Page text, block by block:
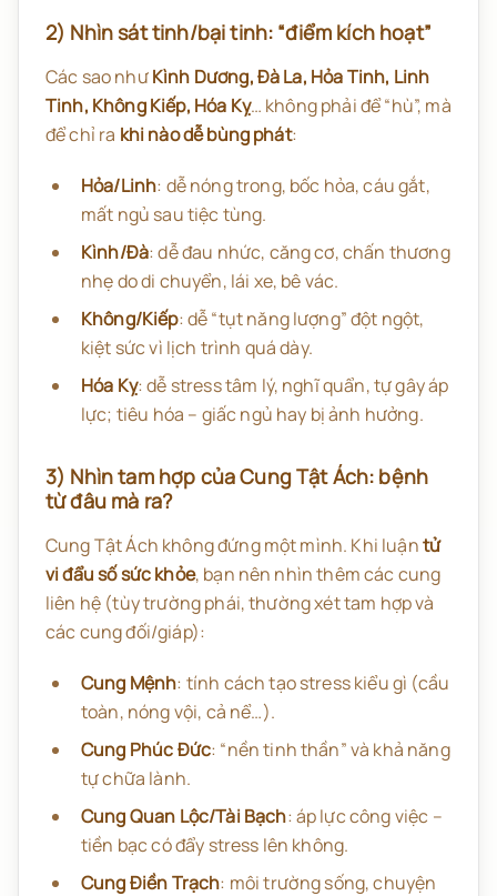
2) Nhìn sát tinh/bại tinh: “điểm kích hoạt”
Các sao nhưKình Dương, Đà La, Hỏa Tinh, Linh
Tinh, Không Kiếp, Hóa Kỵ… không phải để “hù”, mà
để chỉ ra khi nào dễ bùng phát:
Hỏa/Linh: dễ nóng trong, bốc hỏa, cáu gắt,
mất ngủ sau tiệc tùng.
Kình/Đà: dễ đau nhức, căng cơ, chấn thương
nhẹ do di chuyển, lái xe, bê vác.
Không/Kiếp: dễ “tụt năng lượng” đột ngột,
kiệt sức vì lịch trình quá dày.
Hóa Kỵ: dễ stress tâm lý, nghĩ quẩn, tự gây áp
lực; tiêu hóa – giấc ngủ hay bị ảnh hưởng.
3) Nhìn tam hợp của Cung Tật Ách: bệnh
từ đâu mà ra?
Cung Tật Ách không đứng một mình. Khi luậntử
vi đẩu số sức khỏe, bạn nên nhìn thêm các cung
liên hệ (tùy trường phái, thường xét tam hợp và
các cung đối/giáp):
Cung Mệnh: tính cách tạo stress kiểu gì (cầu
toàn, nóng vội, cả nể…).
Cung Phúc Đức: “nền tinh thần” và khả năng
tự chữa lành.
Cung Quan Lộc/Tài Bạch: áp lực công việc –
tiền bạc có đẩy stress lên không.
Cung Điền Trạch: môi trường sống, chuyện